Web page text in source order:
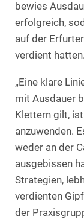
bewies
erfolgreich,
auf der
verdient hatten.
„Eine klare
mit Ausdauer
Klettern gilt,
anzuwenden.
weder an der
ausgebissen
Strategien,
verdienten
der